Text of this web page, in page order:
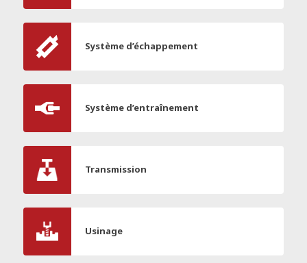
Système d’échappement
Système d’entraînement
Transmission
Usinage